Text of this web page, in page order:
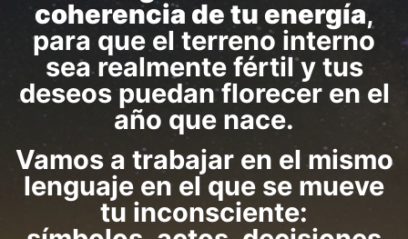
coherencia de tu energía,
para que el terreno interno
sea realmente fértil y tus
deseos puedan florecer en el
año que nace.
Vamos a trabajar en el mismo
lenguaje en el que se mueve
tu inconsciente: